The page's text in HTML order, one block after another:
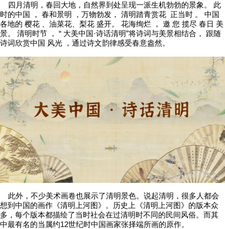
四月清明，春回大地，自然界到处呈现一派生机勃勃的景象。 此
时的中国 ， 春和景明 ，万物勃发， 清明踏青赏花 正当时 。 中国
各地的 樱花 、油菜花、梨花 盛开。 花海绚烂 ， 邀 您 揽尽 春日 美
景。 清明时节 ， “ 大美中国·诗话清明”将诗词与美景相结合， 跟随
诗词欣赏中国 风光 ，通过诗文韵律感受春意盎然。
此外，不少美术画卷也展示了清明景色。说起清明，很多人都会
想到中国的画作《清明上河图》。历史上《清明上河图》的版本众
多，每个版本都描绘了当时社会在过清明时不同的民间风俗。而其
中最有名的当属约12世纪时中国画家张择端所画的原作。